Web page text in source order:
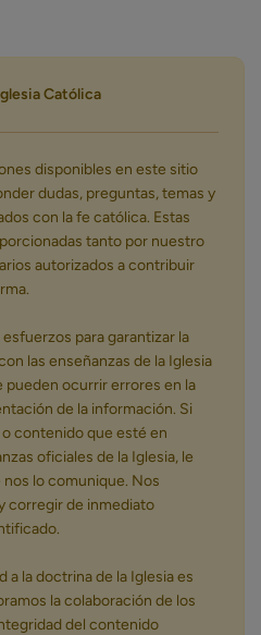
Católica
disponibles en este sitio
dudas, preguntas, temas y
con la fe católica. Estas
tanto por nuestro
autorizados a contribuir
para garantizar la
las enseñanzas de la Iglesia
ocurrir errores en la
de la información. Si
contenido que esté en
oficiales de la Iglesia, le
lo comunique. Nos
corregir de inmediato
a la doctrina de la Iglesia es
la colaboración de los
del contenido